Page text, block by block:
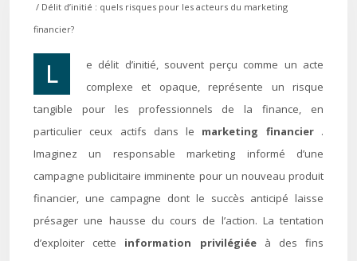
/ Délit d’initié : quels risques pour les acteurs du marketing
financier?
Le délit d’initié, souvent perçu comme un acte
complexe et opaque, représente un risque
tangible pour les professionnels de la finance, en
particulier ceux actifs dans le marketing financier .
Imaginez un responsable marketing informé d’une
campagne publicitaire imminente pour un nouveau produit
financier, une campagne dont le succès anticipé laisse
présager une hausse du cours de l’action. La tentation
d’exploiter cette information privilégiée à des fins